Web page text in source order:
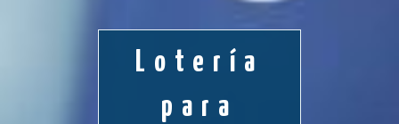
Lotería
para